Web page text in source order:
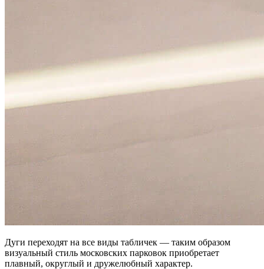
Дуги переходят на все виды табличек — таким образом
визуальный стиль московских парковок приобретает
плавный, округлый и дружелюбный характер.